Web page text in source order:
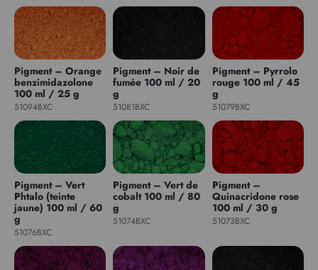
Pigment – Orange
benzimidazolone
100 ml / 25 g
51094BXC
Pigment – Noir de
fumée 100 ml / 20
g
51081BXC
Pigment – Pyrrolo
rouge 100 ml / 45
g
51079BXC
Pigment – Vert
Phtalo (teinte
jaune) 100 ml / 60
g
51076BXC
Pigment – Vert de
cobalt 100 ml / 80
g
51074BXC
Pigment –
Quinacridone rose
100 ml / 30 g
51073BXC